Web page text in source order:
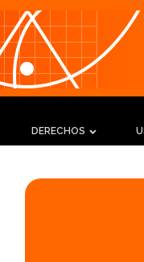
DERECHOS